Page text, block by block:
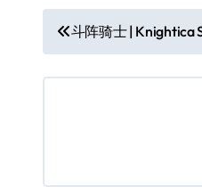
文
章
斗阵骑士 | Knightica